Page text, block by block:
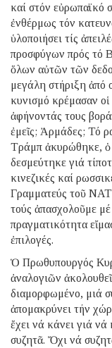
καί στόν εὐρωπαϊκό
ἐνθέρμως τόν
ὑλοποιήσει τίς
προσφύγων πρός τό
ὅλων αὐτῶν τῶν
μεγάλη στήριξη ἀπό
κυνισμό κρέμασαν
ἀφήνοντάς τους
ἐμεῖς; Ἀρμάδες; Τό
Τράμπ ἀκυρώθηκε, ὁ
δεσμεύτηκε γιά
κινεζικές καί
Γραμματεύς τοῦ
τούς ἀπασχολοῦμε
πραγματικότητα
ἐπιλογές.
Ὁ Πρωθυπουργός
ἀναλογιῶν
διαμορφωμένο, μιά
ἀπομακρύνει τήν
ἔχει νά κάνει γιά νά
συζητᾶ. Ὄχι νά